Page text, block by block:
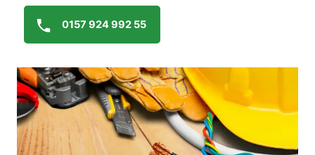
0157 924 992 55